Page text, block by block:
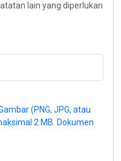
lain yang diperlukan
(PNG, JPG, atau
2 MB. Dokumen